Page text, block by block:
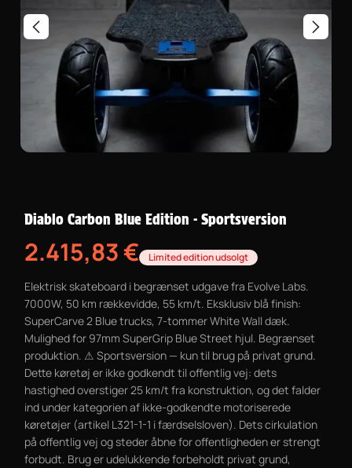
Diablo Carbon Blue Edition - Sportsversion
2.415,83€ Limited edition udsolgt
Elektrisk skateboard i begrænset udgave fra Evolve Labs.
7000W, 50 km rækkevidde, 55 km/t. Eksklusiv blå finish:
SuperCarve 2 Blue trucks, 7-tommer White Wall dæk.
Mulighed for 97mm SuperGrip Blue Street hjul. Begrænset
produktion. ⚠ Sportsversion — kun til brug på privat grund.
Dette køretøj er ikke godkendt til offentlig vej: dets
hastighed overstiger 25 km/t fra konstruktion, og det falder
ind under kategorien af ikke-godkendte motoriserede
køretøjer (artikel L321-1-1 i færdselsloven). Dets cirkulation
på offentlig vej og steder åbne for offentligheden er strengt
forbudt. Brug er udelukkende forbeholdt privat grund,